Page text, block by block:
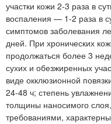
участки кожи 2-3 раза в
воспаления — 1-2 раза в
симптомов заболевания
дней. При хронических
продолжаться более 3
сухих и обезжиренных
виде окклюзионной
24-48 ч; степень
толщины наносимого слоя,
требованиями,